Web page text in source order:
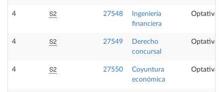
4 S2 27548
Ingeniería
financiera
Optativa
4 S2 27549
Derecho
concursal
Optativa
4 S2 27550
Coyuntura
económica
Optativa